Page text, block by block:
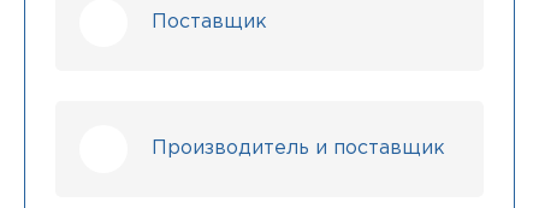
Поставщик
Производитель и поставщик